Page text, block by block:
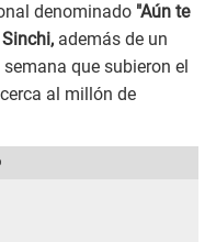
denominado "Aún te
además de un
que subieron el
al millón de